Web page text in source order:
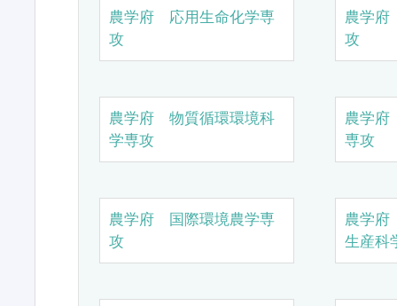
農学府 応用生命化学専
攻
農学
攻
農学府 物質循環環境科
学専攻
農学
専攻
農学府 国際環境農学専
攻
農学
生産科